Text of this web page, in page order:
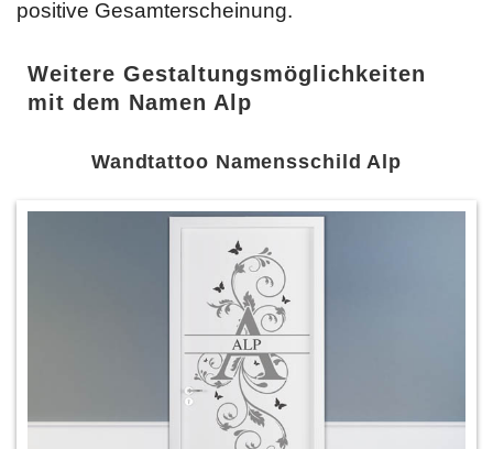
positive Gesamterscheinung.
Weitere Gestaltungsmöglichkeiten
mit dem Namen Alp
Wandtattoo Namensschild Alp